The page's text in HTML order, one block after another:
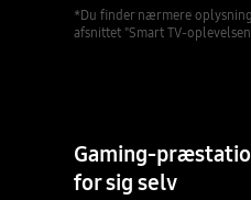
*Du finder nærmere
afsnittet "Smart TV-
Gaming-
for sig selv